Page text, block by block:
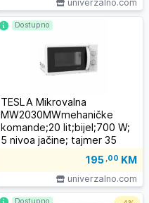
univerzalno.com
TESLA Mikrovalna
MW2030MWmehaničke
komande;20 lit;bijel;700 W;
5 nivoa jačine; tajmer 35
195 ,00 KM
univerzalno.com
Dostupno